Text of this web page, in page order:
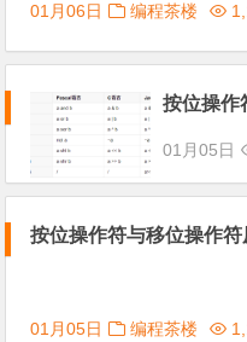
01月06日 编程茶楼
按位操作
01月05日
按位操作符与移位操作符
01月05日 编程茶楼